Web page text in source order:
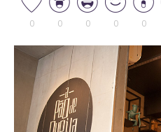
0 0 0 0 0